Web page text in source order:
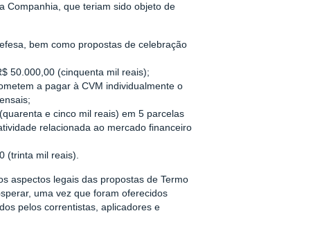
Companhia, que teriam sido objeto de
bem como propostas de celebração
50.000,00 (cinquenta mil reais);
a pagar à CVM individualmente o
e cinco mil reais) em 5 parcelas
relacionada ao mercado financeiro
(trinta mil reais).
aspectos legais das propostas de Termo
uma vez que foram oferecidos
pelos correntistas, aplicadores e